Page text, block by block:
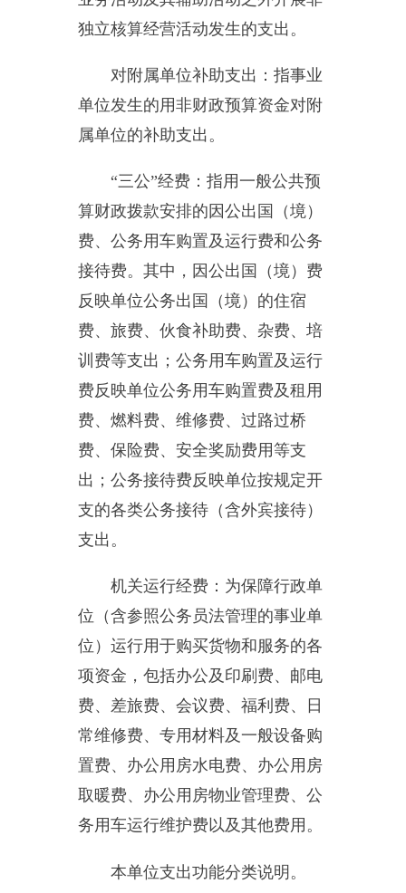
三公经费表.xls
主办：新疆乌恰县人民政府办公室承办：新疆乌恰县政务服务
政府网站标识码：6530240001新公网安备65302402000101号
地 址：新疆克州乌恰县光明路1号